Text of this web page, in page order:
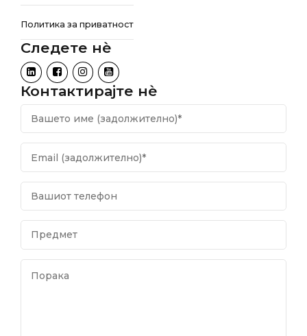
Политика за приватност
Следете нѐ
Контактирајте нѐ